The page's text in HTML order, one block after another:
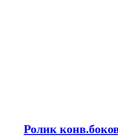
Ролик